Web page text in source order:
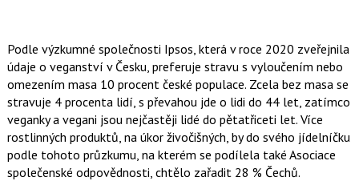
Podle výzkumné společnosti Ipsos, která v roce 2020 zveřejnila
údaje o veganství v Česku, preferuje stravu s vyloučením nebo
omezením masa 10 procent české populace. Zcela bez masa se
stravuje 4 procenta lidí, s převahou jde o lidi do 44 let, zatímco
veganky a vegani jsou nejčastěji lidé do pětatřiceti let. Více
rostlinných produktů, na úkor živočišných, by do svého jídelníčku
podle tohoto průzkumu, na kterém se podílela také Asociace
společenské odpovědnosti, chtělo zařadit 28 % Čechů.